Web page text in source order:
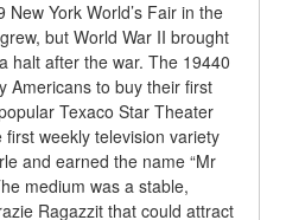
York World’s Fair in the
but World War II brought
halt after the war. The 19440
Americans to buy their first
Texaco Star Theater
weekly television variety
and earned the name “Mr
medium was a stable,
Ragazzit that could attract